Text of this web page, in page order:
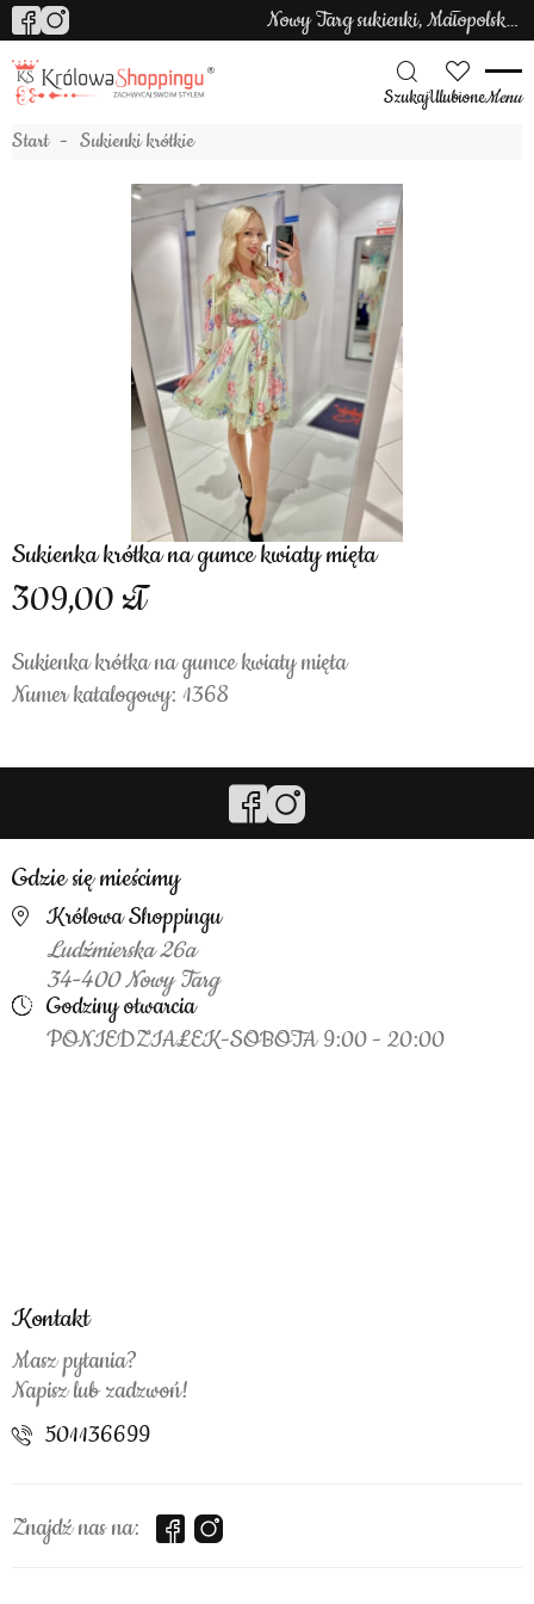
Nowy Targ sukienki, Małopolska sukienki
SzukajUlubioneMenu
Start Sukienki krótkie
Sukienka krótka na gumce kwiaty mięta
309,00
Sukienka krótka na gumce kwiaty mięta
Numer katalogowy: 1368
Gdzie się mieścimy
Królowa Shoppingu
Ludźmierska 26a
34-400 Nowy Targ
Godziny otwarcia
PONIEDZIAŁEK-SOBOTA 9:00 - 20:00
Kontakt
Masz pytania?
Napisz lub zadzwoń!
501136699
Znajdź nas na: